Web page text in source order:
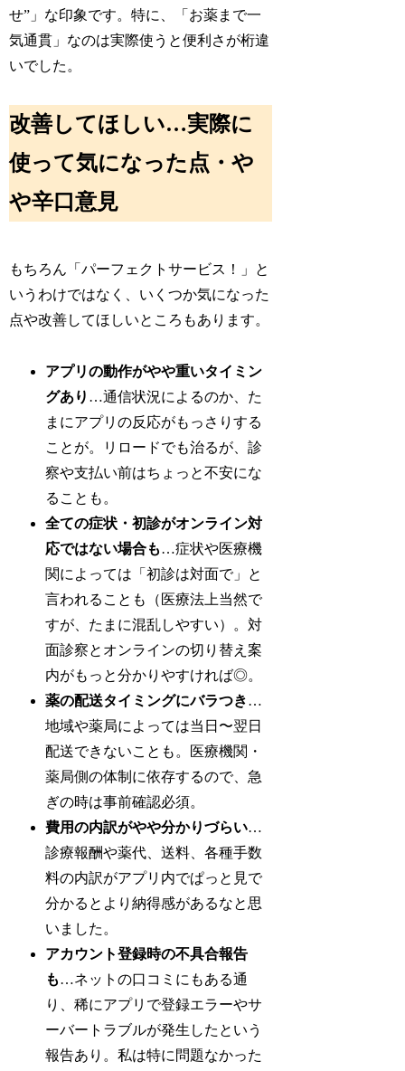
せ”」な印象です。特に、「お薬まで一
気通貫」なのは実際使うと便利さが桁違
いでした。
改善してほしい…実際に
使って気になった点・や
や辛口意見
もちろん「パーフェクトサービス！」と
いうわけではなく、いくつか気になった
点や改善してほしいところもあります。
アプリの動作がやや重いタイミン
グあり …通信状況によるのか、た
まにアプリの反応がもっさりする
ことが。リロードでも治るが、診
察や支払い前はちょっと不安にな
ることも。
全ての症状・初診がオンライン対
応ではない場合も…症状や医療機
関によっては「初診は対面で」と
言われることも（医療法上当然で
すが、たまに混乱しやすい）。対
面診察とオンラインの切り替え案
内がもっと分かりやすければ◎。
薬の配送タイミングにバラつき…
地域や薬局によっては当日〜翌日
配送できないことも。医療機関・
薬局側の体制に依存するので、急
ぎの時は事前確認必須。
費用の内訳がやや分かりづらい…
診療報酬や薬代、送料、各種手数
料の内訳がアプリ内でぱっと見で
分かるとより納得感があるなと思
いました。
アカウント登録時の不具合報告
も…ネットの口コミにもある通
り、稀にアプリで登録エラーやサ
ーバートラブルが発生したという
報告あり。私は特に問題なかった